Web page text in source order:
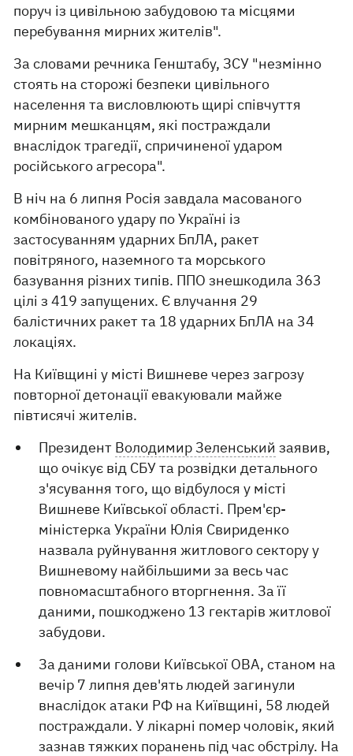
поруч із цивільною забудовою та місцями
перебування мирних жителів".
За словами речника Генштабу, ЗСУ "незмінно
стоять на сторожі безпеки цивільного
населення та висловлюють щирі співчуття
мирним мешканцям, які постраждали
внаслідок трагедії, спричиненої ударом
російського агресора".
В ніч на 6 липня Росія завдала масованого
комбінованого удару по Україні із
застосуванням ударних БпЛА, ракет
повітряного, наземного та морського
базування різних типів. ППО знешкодила 363
цілі з 419 запущених. Є влучання 29
балістичних ракет та 18 ударних БпЛА на 34
локаціях.
На Київщині у місті Вишневе через загрозу
повторної детонації евакуювали майже
півтисячі жителів.
Президент Володимир Зеленський заявив,
що очікує від СБУ та розвідки детального
з'ясування того, що відбулося у місті
Вишневе Київської області. Прем'єр-
міністерка України Юлія Свириденко
назвала руйнування житлового сектору у
Вишневому найбільшими за весь час
повномасштабного вторгнення. За її
даними, пошкоджено 13 гектарів житлової
забудови.
За даними голови Київської ОВА, станом на
вечір 7 липня дев'ять людей загинули
внаслідок атаки РФ на Київщині, 58 людей
постраждали. У лікарні помер чоловік, який
зазнав тяжких поранень під час обстрілу. На